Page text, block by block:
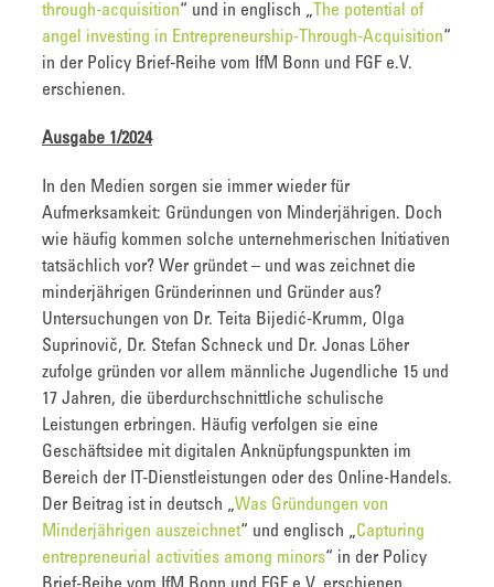
through-acquisition“ und in englisch „ The potential of
angel investing in Entrepreneurship-Through-Acquisition“
in der Policy Brief-Reihe vom IfM Bonn und FGF e.V.
erschienen.
Ausgabe 1/2024
In den Medien sorgen sie immer wieder für
Aufmerksamkeit: Gründungen von Minderjährigen. Doch
wie häufig kommen solche unternehmerischen Initiativen
tatsächlich vor? Wer gründet – und was zeichnet die
minderjährigen Gründerinnen und Gründer aus?
Untersuchungen von Dr. Teita Bijedić-Krumm, Olga
Suprinovič, Dr. Stefan Schneck und Dr. Jonas Löher
zufolge gründen vor allem männliche Jugendliche 15 und
17 Jahren, die überdurchschnittliche schulische
Leistungen erbringen. Häufig verfolgen sie eine
Geschäftsidee mit digitalen Anknüpfungspunkten im
Bereich der IT-Dienstleistungen oder des Online-Handels.
Der Beitrag ist in deutsch „Was Gründungen von
Minderjährigen auszeichnet“ und englisch „Capturing
entrepreneurial activities among minors“ in der Policy